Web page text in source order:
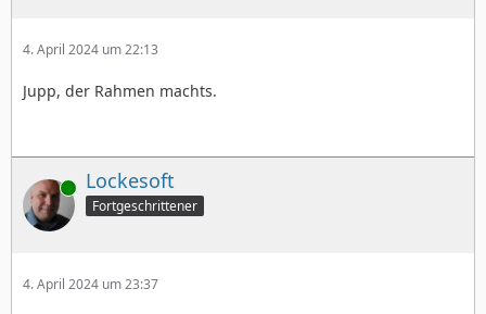
4. April 2024 um 22:13
Jupp, der Rahmen machts.
Online Lockesoft
Fortgeschrittener
4. April 2024 um 23:37